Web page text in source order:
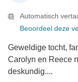
Automatisch
Beoordeel deze
Geweldige tocht,
Carolyn en Reece
deskundig....